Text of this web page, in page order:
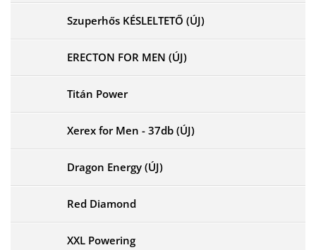
Szuperhős KÉSLELTETŐ (ÚJ)
ERECTON FOR MEN (ÚJ)
Titán Power
Xerex for Men - 37db (ÚJ)
Dragon Energy (ÚJ)
Red Diamond
XXL Powering